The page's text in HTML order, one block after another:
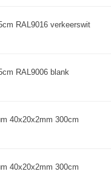
RAL9016 verkeerswit
RAL9006 blank
40x20x2mm 300cm
40x20x2mm 300cm